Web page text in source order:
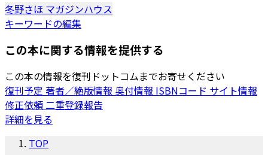
冬野さほ マガジンハウス
キーワードの編集
この本に関する情報を提供する
この本の情報を復刊ドットコムまでお寄せください
復刊予定 著者／絶版情報 奥付情報 ISBNコード サイト情報
修正依頼二重登録報告
詳細を見る
TOP